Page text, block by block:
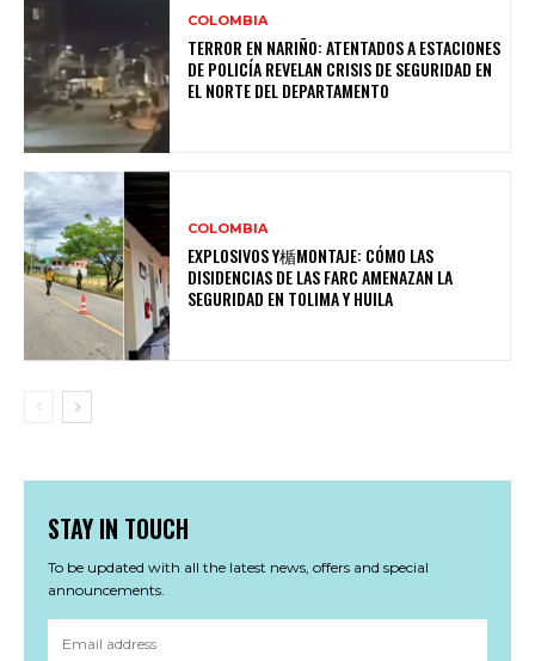
COLOMBIA
TERROR EN NARIÑO: ATENTADOS A ESTACIONES
DE POLICÍA REVELAN CRISIS DE SEGURIDAD EN
EL NORTE DEL DEPARTAMENTO
COLOMBIA
EXPLOSIVOS Y楯MONTAJE: CÓMO LAS
DISIDENCIAS DE LAS FARC AMENAZAN LA
SEGURIDAD EN TOLIMA Y HUILA
STAY IN TOUCH
To be updated with all the latest news, offers and special
announcements.